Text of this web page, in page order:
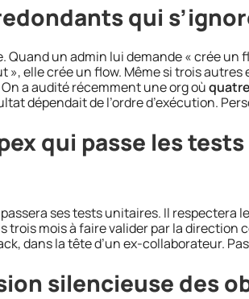
qui
Quand un admin lui demande « crée
elle crée un flow. Même si trois autres
a audité récemment une org où
dépendait de l’ordre d’exécution.
qui passe les
ses tests unitaires. Il respectera
trois mois à faire valider par la
dans la tête d’un ex-collaborateur.
silencieuse des